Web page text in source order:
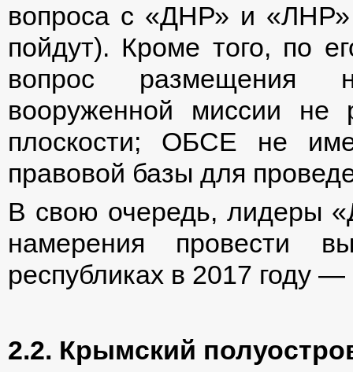
вопроса с «ДНР» и «ЛНР»
пойдут). Кроме того, по
вопрос размещения
вооруженной миссии не
плоскости; ОБСЕ не
правовой базы для
В свою очередь, лидеры
намерения провести
республиках в 2017 году
2.2. Крымский